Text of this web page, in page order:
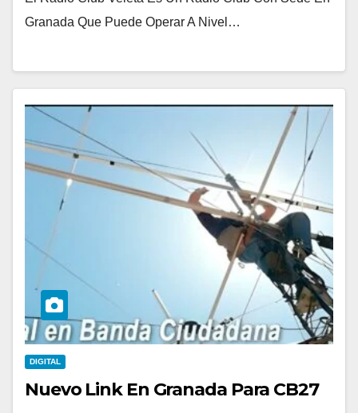
Granada Que Puede Operar A Nivel…
DIGITAL
Nuevo Link En Granada Para CB27